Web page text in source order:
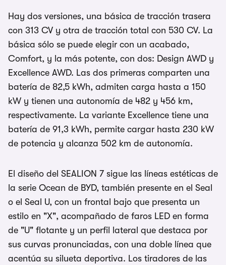
Hay dos versiones, una básica de tracción trasera
con 313 CV y otra de tracción total con 530 CV. La
básica sólo se puede elegir con un acabado,
Comfort, y la más potente, con dos: Design AWD y
Excellence AWD. Las dos primeras comparten una
batería de 82,5 kWh, admiten carga hasta a 150
kW y tienen una autonomía de 482 y 456 km,
respectivamente. La variante Excellence tiene una
batería de 91,3 kWh, permite cargar hasta 230 kW
de potencia y alcanza 502 km de autonomía.
El diseño del SEALION 7 sigue las líneas estéticas de
la serie Ocean de BYD, también presente en el Seal
o el Seal U, con un frontal bajo que presenta un
estilo en "X", acompañado de faros LED en forma
de "U" flotante y un perfil lateral que destaca por
sus curvas pronunciadas, con una doble línea que
acentúa su silueta deportiva. Los tiradores de las